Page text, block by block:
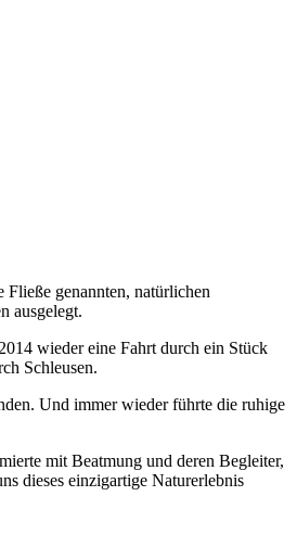
genannten, natürlichen
ausgelegt.
wieder eine Fahrt durch ein Stück
Schleusen.
Und immer wieder führte die ruhige
mit Beatmung und deren Begleiter,
dieses einzigartige Naturerlebnis